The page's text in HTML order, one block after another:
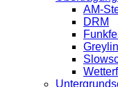
AM-
DRM